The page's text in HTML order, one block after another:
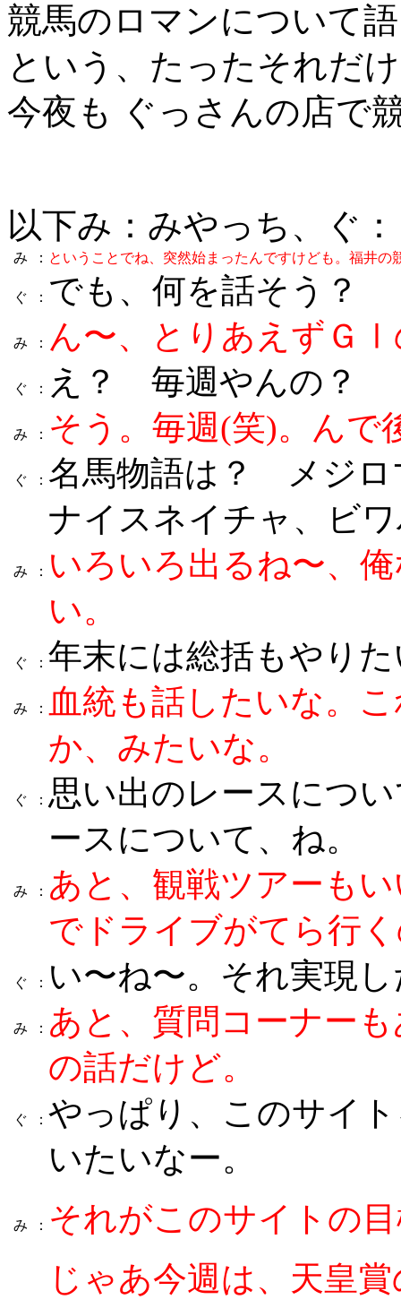
競馬のロマンについて
という、たったそれだ
今夜も ぐっさんの店で
以下み：みやっち、ぐ
み ： ということでね、突然始まったんですけども。福井
ぐ ： でも、何を話そう？
み ： ん〜、とりあえずＧ
ぐ ： え？ 毎週やんの？
み ： そう。毎週(笑)。ん
ぐ ： 名馬物語は？ メジロ
ナイスネイチャ、ビ
み ： いろいろ出るね〜、
い。
ぐ ： 年末には総括もやり
み ：
血統も話したいな。
か、みたいな。
ぐ ： 思い出のレースにつ
ースについて、ね。
み ： あと、観戦ツアーも
でドライブがてら行
ぐ ： い〜ね〜。それ実現
み ： あと、質問コーナー
の話だけど。
ぐ ： やっぱり、このサイ
いたいなー。
み ： それがこのサイトの
じゃあ今週は、天皇